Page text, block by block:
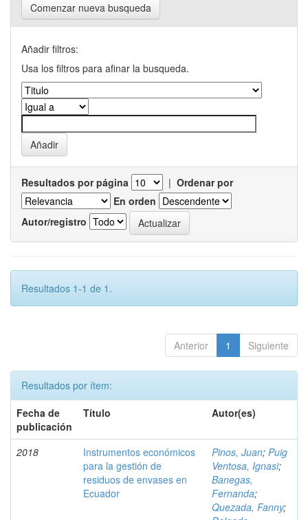
Comenzar nueva busqueda
Añadir filtros:
Usa los filtros para afinar la busqueda.
Resultados por página | Ordenar por
En orden
Autor/registro
Resultados 1-1 de 1.
Anterior 1 Siguiente
Resultados por ítem:
Fecha de
publicación
Título Autor(es)
2018
Instrumentos económicos
para la gestión de
residuos de envases en
Ecuador
Pinos, Juan; Puig
Ventosa, Ignasi;
Banegas,
Fernanda;
Quezada, Fanny;